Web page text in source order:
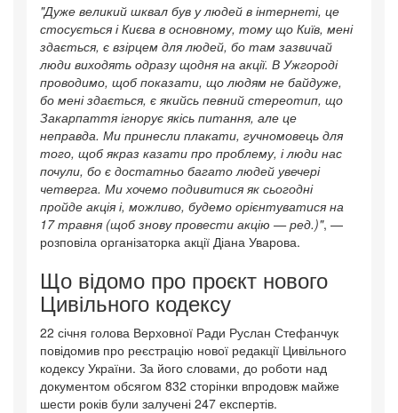
"Дуже великий шквал був у людей в інтернеті, це
стосується і Києва в основному, тому що Київ, мені
здається, є взірцем для людей, бо там зазвичай
люди виходять одразу щодня на акції. В Ужгороді
проводимо, щоб показати, що людям не байдуже,
бо мені здається, є якийсь певний стереотип, що
Закарпаття ігнорує якісь питання, але це
неправда. Ми принесли плакати, гучномовець для
того, щоб якраз казати про проблему, і люди нас
почули, бо є достатньо багато людей увечері
четверга. Ми хочемо подивитися як сьогодні
пройде акція і, можливо, будемо орієнтуватися на
17 травня (щоб знову провести акцію — ред.)", —
розповіла організаторка акції Діана Уварова.
Що відомо про проєкт нового
Цивільного кодексу
22 січня голова Верховної Ради Руслан Стефанчук
повідомив про реєстрацію нової редакції Цивільного
кодексу України. За його словами, до роботи над
документом обсягом 832 сторінки впродовж майже
шести років були залучені 247 експертів.